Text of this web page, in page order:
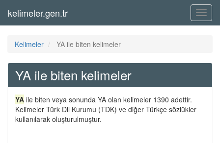
Menü
kelimeler.gen.tr
Kelimeler YA ile biten kelimeler
YA ile biten kelimeler
YA ile biten veya sonunda YA olan kelimeler 1390 adettir.
Kelimeler Türk Dil Kurumu (TDK) ve diğer Türkçe sözlükler
kullanılarak oluşturulmuştur.